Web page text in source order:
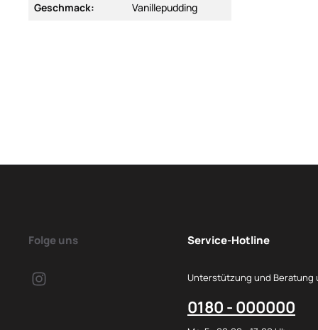
Geschmack: Vanillepudding
Folge uns Service-Hotline
Unterstützung und Beratung
0180 - 000000